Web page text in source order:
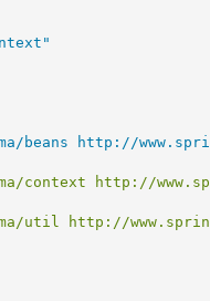
beans http://